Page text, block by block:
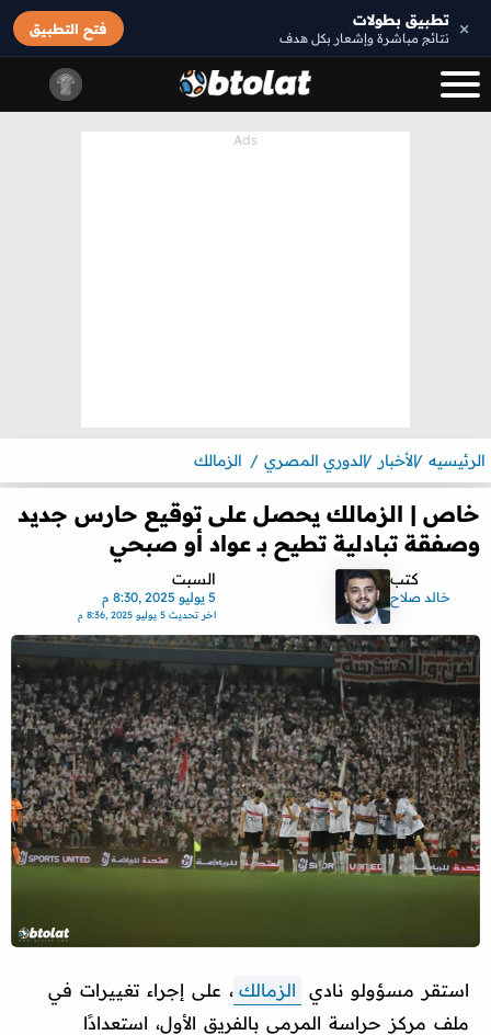
× تطبيق بطولات
نتائج مباشرة وإشعار بكل هدف
فتح التطبيق
الرئيسيه الأخبار الدوري المصري الزمالك
خاص | الزمالك يحصل على توقيع حارس جديد
وصفقة تبادلية تطيح بـ عواد أو صبحي
كتب
خالد صلاح
السبت
5 يوليو 2025 ,8:30 م
اخر تحديث5 يوليو 2025 ,8:36 م
استقر مسؤولو نادي الزمالك ، على إجراء تغييرات في
ملف مركز حراسة المرمى بالفريق الأول، استعدادًا